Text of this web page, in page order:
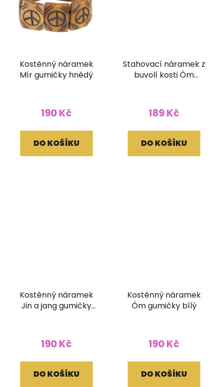
Kostěnný náramek
Mír gumičky hnědý
190 Kč
DO KOŠÍKU
Stahovací náramek z
buvolí kosti Óm
189 Kč
DO KOŠÍKU
Kostěnný náramek
Jin a jang gumičky
190 Kč
DO KOŠÍKU
Kostěnný náramek
Óm gumičky bílý
190 Kč
DO KOŠÍKU